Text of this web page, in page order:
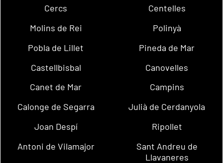
Cercs
Centelles
Molins de Rei
Polinyà
Pobla de Lillet
Pineda de Mar
Castellbisbal
Canovelles
Canet de Mar
Campins
Calonge de Segarra
Julià de Cerdanyola
Joan Despí
Ripollet
Antoni de Vilamajor
Sant Andreu de
Llavaneres